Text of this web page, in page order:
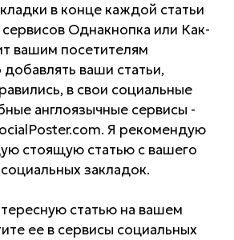
в конце каждой статьи
Однакнопка или Как-
вашим посетителям
ваши статьи,
в свои социальные
англоязычные сервисы -
Я рекомендую
стоящую статью с вашего
закладок.
статью на вашем
ее в сервисы социальных